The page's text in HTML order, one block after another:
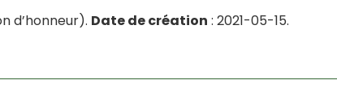
d’honneur). Date de création : 2021-05-15.